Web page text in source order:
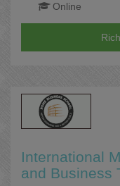
Online
International
and Business